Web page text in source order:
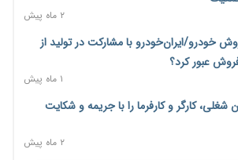
۲ روز پیش
«ردا کارت» برای دانشجویان تحصیلات تکمیلی
شبکه بانکی؛ افزایش سپرده قانونی با هدف
۲ ماه پیش
خودرو/ایران‌خودرو با مشارکت در تولید از
عبور کرد؟
۱ ماه پیش
کارگر و کارفرما را با جریمه و شکایت
۲ ماه پیش